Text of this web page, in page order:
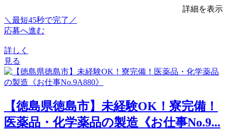
詳細を表示
＼最短45秒で完了／
応募へ進む
詳しく
見る
【徳島県徳島市】未経験OK！寮完備！
医薬品・化学薬品の製造《お仕事No.9...